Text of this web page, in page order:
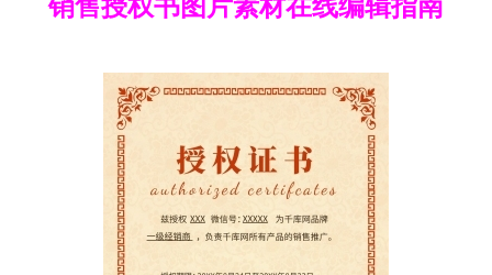
销售授权书图片素材在线编辑指南